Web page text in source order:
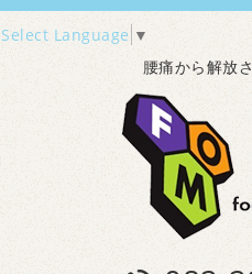
Select Language ▼
腰痛から解放